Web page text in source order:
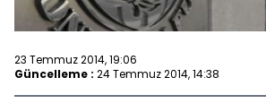
23 Temmuz 2014, 19:06
Güncelleme : 24 Temmuz 2014, 14:38